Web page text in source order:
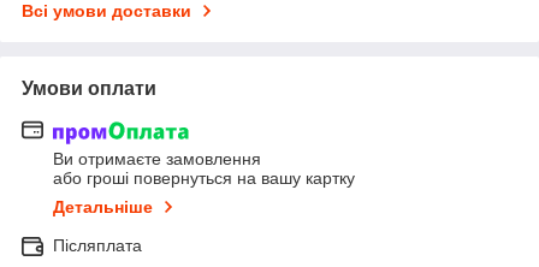
Всі умови доставки
Умови оплати
Ви отримаєте замовлення
або гроші повернуться на вашу картку
Детальніше
Післяплата